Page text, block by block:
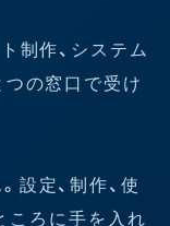
制作、システム
つの窓口で受け
設定、制作、使
ころに手を入れ